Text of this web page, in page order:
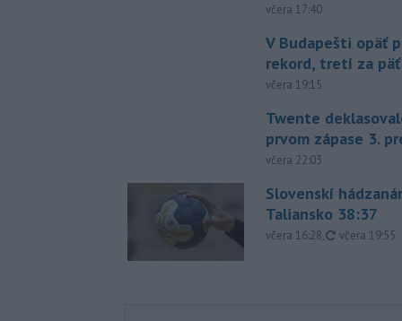
včera 17:40
V Budapešti opäť
rekord, tretí za
včera 19:15
Twente
prvom zápase 3.
včera 22:03
Slovenskí
Taliansko 38:37
včera 16:28, aktualizované
včera 19:55